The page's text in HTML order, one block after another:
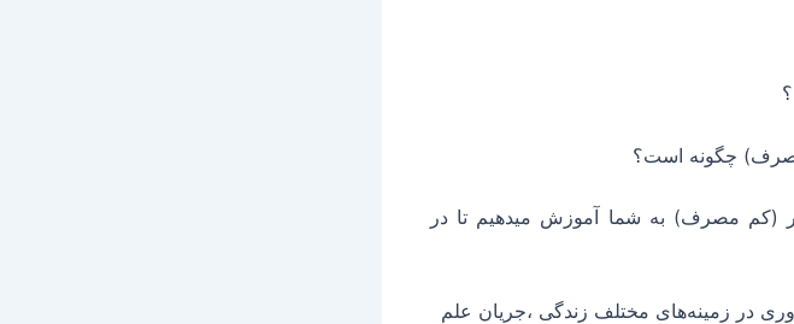
مصرف) چگونه است؟
(کم مصرف) به شما آموزش میدهیم تا در
در زمینه‌های مختلف زندگی ،جریان علم